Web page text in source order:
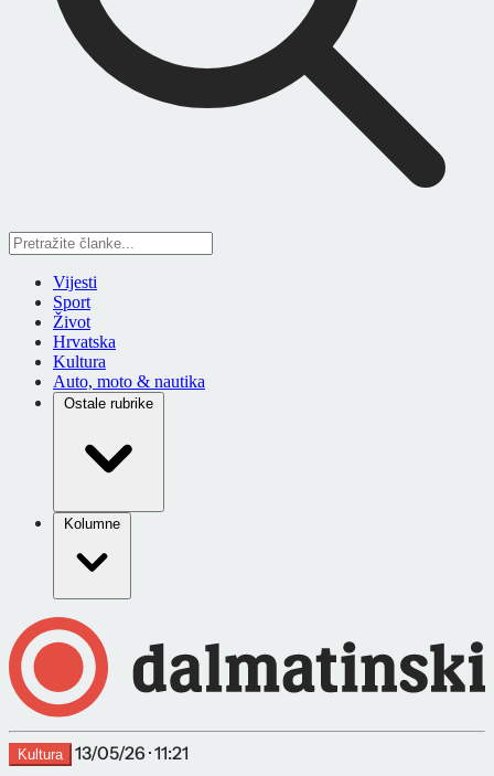
Vijesti
Sport
Život
Hrvatska
Kultura
Auto, moto & nautika
Ostale rubrike
Kolumne
Kultura 13/05/26 · 11:21